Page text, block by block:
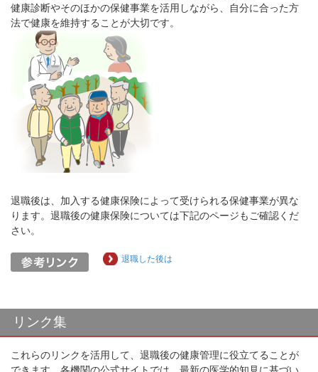
健康診断やそのほかの保健事業を活用しながら、自分に合った方
法で健康を維持することが大切です。
退職後は、加入する健康保険によって受けられる保健事業が異な
ります。退職後の健康保険については下記のページもご確認くだ
さい。
退職した後は
リンク集
これらのリンクを活用して、退職後の健康管理に役立てることが
できます。各機関の公式サイトでは、最新の医学的知見に基づい